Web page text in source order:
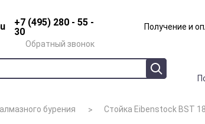
+7 (495) 280 - 55 -
30
Обратный звонок
Получение и
бурения Стойка Eibenstock BST